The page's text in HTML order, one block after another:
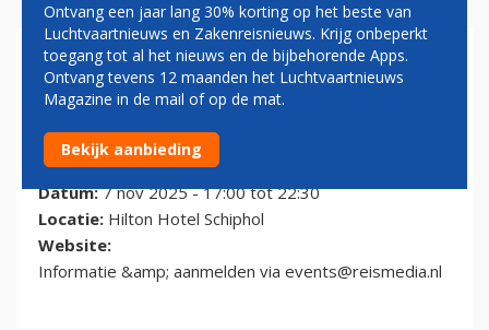
ZAKENREIS AWARDS 2025
ZAKENREIS AWARDS 2025
Datum:7 nov 2025 -17:00tot22:30
Locatie: Hilton Hotel Schiphol
Website:
Informatie &amp; aanmelden via events@reismedia.nl
Ontvang een jaar lang 30% korting op het beste van
Luchtvaartnieuws en Zakenreisnieuws. Krijg onbeperkt
toegang tot al het nieuws en de bijbehorende Apps.
Ontvang tevens 12 maanden het Luchtvaartnieuws
Magazine in de mail of op de mat.
Bekijk aanbieding